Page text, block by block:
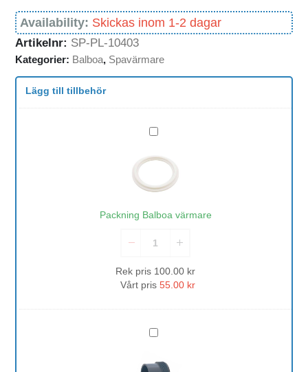
Availability: Skickas inom 1-2 dagar
Artikelnr: SP-PL-10403
Kategorier: Balboa, Spavärmare
Lägg till tillbehör
Packning
värmare
Packning Balboa värmare
Rek pris 100.00 kr
Vårt pris 55.00 kr
Anslutning
värmare